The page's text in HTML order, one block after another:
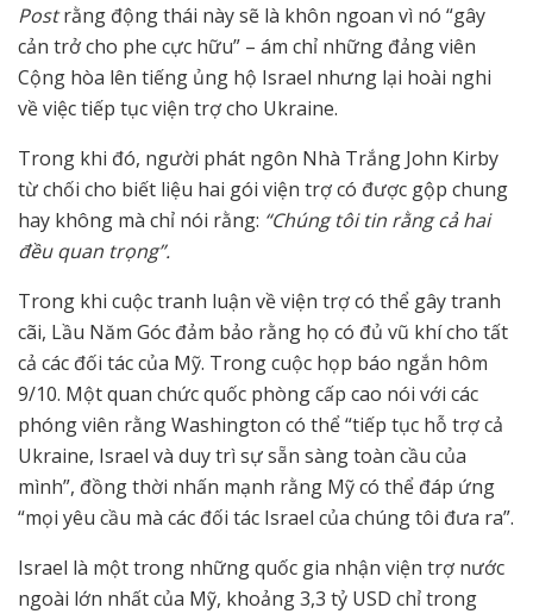
Postrằng động thái này sẽ là khôn ngoan vì nó “gây
cản trở cho phe cực hữu” – ám chỉ những đảng viên
Cộng hòa lên tiếng ủng hộ Israel nhưng lại hoài nghi
về việc tiếp tục viện trợ cho Ukraine.
Trong khi đó, người phát ngôn Nhà Trắng John Kirby
từ chối cho biết liệu hai gói viện trợ có được gộp chung
hay không mà chỉ nói rằng: “Chúng tôi tin rằng cả hai
đều quan trọng”.
Trong khi cuộc tranh luận về viện trợ có thể gây tranh
cãi, Lầu Năm Góc đảm bảo rằng họ có đủ vũ khí cho tất
cả các đối tác của Mỹ. Trong cuộc họp báo ngắn hôm
9/10. Một quan chức quốc phòng cấp cao nói với các
phóng viên rằng Washington có thể “tiếp tục hỗ trợ cả
Ukraine, Israel và duy trì sự sẵn sàng toàn cầu của
mình”, đồng thời nhấn mạnh rằng Mỹ có thể đáp ứng
“mọi yêu cầu mà các đối tác Israel của chúng tôi đưa ra”.
Israel là một trong những quốc gia nhận viện trợ nước
ngoài lớn nhất của Mỹ, khoảng 3,3 tỷ USD chỉ trong